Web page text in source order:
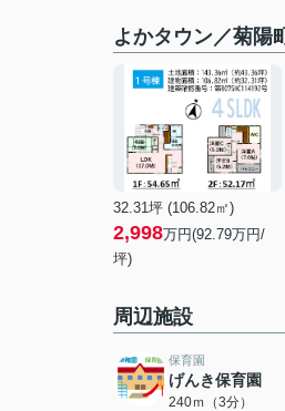
よかタウン／菊陽
32.31坪 (106.82㎡)
2,998万円(92.79万円/
坪)
周辺施設
保育園
げんき保育園
240ｍ（3分）